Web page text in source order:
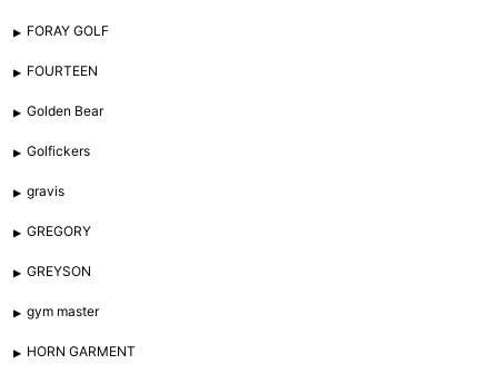
FORAY GOLF
FOURTEEN
Golden Bear
Golfickers
gravis
GREGORY
GREYSON
gym master
HORN GARMENT